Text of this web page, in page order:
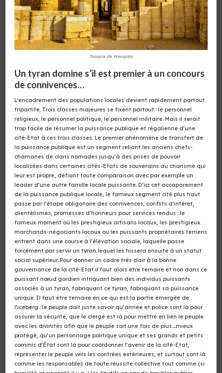
Temple de Memphis
Un tyran domine s’il est premier à un concours
de connivences…
L’encadrement des populations locales devient rapidement partout
tripartite. Trois classes majeures se fixent partout : le personnel
religieux, le personnel politique, le personnel militaire. Mais il serait
trop facile de résumer la puissance publique et régalienne d’une
cité-Etat à ces trois classes. Le premier phénomène de transfert de
la puissance publique est un segment reliant les anciens chefs-
chamanes de clans nomades jusqu’à des prises de pouvoir
localisées dans certaines cités-Etats de souverains au charisme qui
leur est propre, défiant toute comparaison avec par exemple un
leader d’une autre famille locale puissante. D’ici cet accaparement
de la puissance publique locale, le fameux segment cité plus haut
passe par l’étape obligatoire des connivences, conflits d’intérêt,
clientélismes, promesses d’honneurs pour services rendus : le
fameux moment où les prestigieux artisans locaux, les prestigieux
marchands-négociants locaux ou les puissants propriétaires terriens
entrent dans une course à l’élévation sociale, laquelle passe
forcément par servir un tyran lequel les hissera ensuite à un statut
social supérieur. Pour donner un cadre très clair à la bonne
gouvernance de la cité-Etat il faut alors être ternaire et non dans ce
puissant nœud gordien intriquant bien des individus puissants
associés à un tyran, fabriquant ce tyran, fabriquant sa puissance
unique. Il faut être ternaire en ce qui est la partie émergée de
l’iceberg : le peuple doit juste savoir qu’armée et police sont là pour
assurer la sécurité, que le clergé est là pour mettre en lien le peuple
avec les divinités afin que le peuple soit une fois de plus….mieux
protégé, qu’un personnage politique unique et ses grands et petits
commis d’État sont là pour coordonner l’avenir de la cité-Etat,
représenter le peuple vers les contrées extérieures, et surtout sont là
comme les responsables de toute réussite collective tout comme (si